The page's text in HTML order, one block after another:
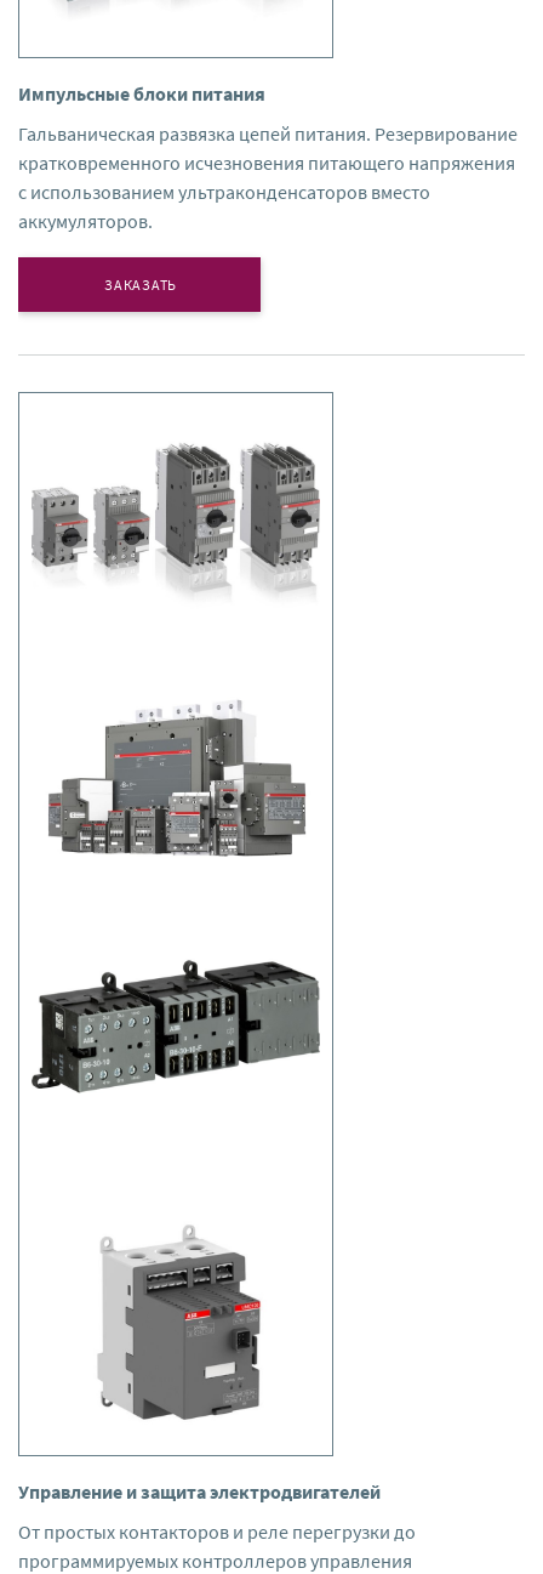
Импульсные блоки питания
Гальваническая развязка цепей питания. Резервирование
кратковременного исчезновения питающего напряжения
с использованием ультраконденсаторов вместо
аккумуляторов.
ЗАКАЗАТЬ
Управление и защита электродвигателей
От простых контакторов и реле перегрузки до
программируемых контроллеров управления